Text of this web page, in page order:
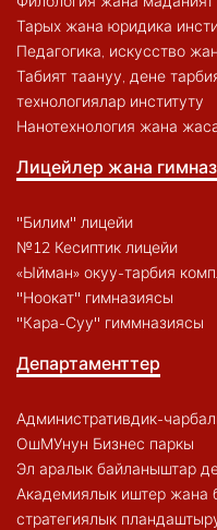
Тарых жана юридика
Педагогика, искусство
Табият таануу, дене
технологиялар институту
Нанотехнология жана
Лицейлер жана
"Билим" лицейи
№12 Кесиптик лицейи
«Ыйман» окуу-тарбия
"Ноокат" гимназиясы
"Кара-Суу" гиммназиясы
Департаменттер
Административдик-
ОшМУнун Бизнес паркы
Эл аралык байланыштар
Академиялык иштер жана
стратегиялык